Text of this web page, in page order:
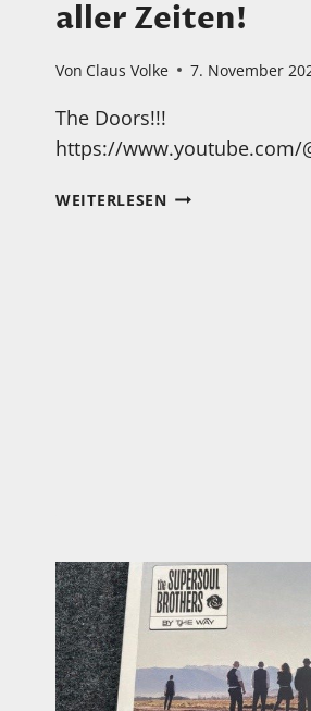
aller Zeiten!
Von Claus Volke 7. November
The Doors!!!
https://www.youtube.com/
WEITERLESENEINES